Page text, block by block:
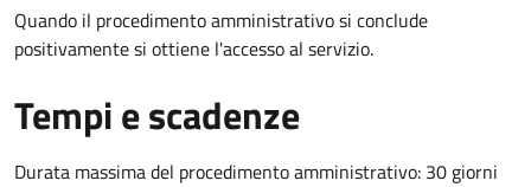
Quando il procedimento amministrativo si conclude
positivamente si ottiene l'accesso al servizio.
Tempi e scadenze
Durata massima del procedimento amministrativo: 30 giorni